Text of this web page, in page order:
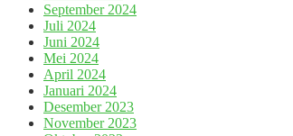
September 2024
Juli 2024
Juni 2024
Mei 2024
April 2024
Januari 2024
Desember 2023
November 2023